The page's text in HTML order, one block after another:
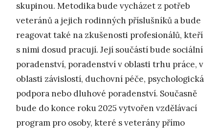
skupinou. Metodika bude vycházet z potřeb
veteránů a jejich rodinných příslušníků a bude
reagovat také na zkušenosti profesionálů, kteří
s nimi dosud pracují. Její součástí bude sociální
poradenství, poradenství v oblasti trhu práce, v
oblasti závislostí, duchovní péče, psychologická
podpora nebo dluhové poradenství. Současně
bude do konce roku 2025 vytvořen vzdělávací
program pro osoby, které s veterány přímo